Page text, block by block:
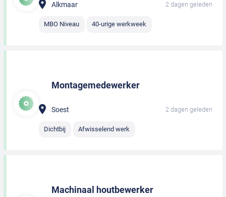
Alkmaar 2 dagen geleden
MBO Niveau 40-urige werkweek
Montagemedewerker
Soest 2 dagen geleden
Dichtbij Afwisselend werk
Machinaal houtbewerker